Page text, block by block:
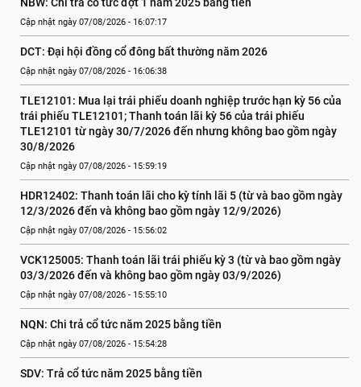
Cập nhật ngày 07/08/2026 - 16:07:17
DCT: Đại hội đồng cổ đông bất thường năm 2026
Cập nhật ngày 07/08/2026 - 16:06:38
TLE12101: Mua lại trái phiếu doanh nghiệp trước hạn kỳ 56 của
trái phiếu TLE12101; Thanh toán lãi kỳ 56 của trái phiếu
TLE12101 từ ngày 30/7/2026 đến nhưng không bao gồm ngày
30/8/2026
Cập nhật ngày 07/08/2026 - 15:59:19
HDR12402: Thanh toán lãi cho kỳ tính lãi 5 (từ và bao gồm ngày
12/3/2026 đến và không bao gồm ngày 12/9/2026)
Cập nhật ngày 07/08/2026 - 15:56:02
VCK125005: Thanh toán lãi trái phiếu kỳ 3 (từ và bao gồm ngày
03/3/2026 đến và không bao gồm ngày 03/9/2026)
Cập nhật ngày 07/08/2026 - 15:55:10
NQN: Chi trả cổ tức năm 2025 bằng tiền
Cập nhật ngày 07/08/2026 - 15:54:28
SDV: Trả cổ tức năm 2025 bằng tiền